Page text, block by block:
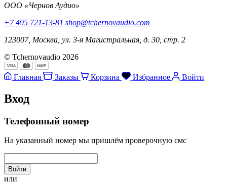
ООО «Чернов Аудио»
+7 495 721-13-81 shop@tchernovaudio.com
123007, Москва, ул. 3-я Магистральная, д. 30, стр. 2
© Tchernovaudio 2026
Главная Заказы Корзина Избранное Войти
Вход
Телефонный номер
На указанный номер мы пришлём проверочную смс
Войти
или